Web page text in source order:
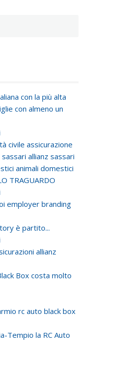
con la più alta
con almeno un
civile assicurazione
allianz sassari
animali domestici
TRAGUARDO
employer branding
è partito...
allianz
Box costa molto
rc auto black box
Tempio la RC Auto